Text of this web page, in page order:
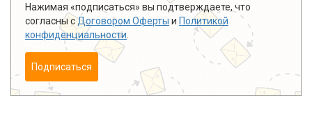
Нажимая «подписаться» вы подтверждаете, что
согласны сДоговором Оферты и Политикой
конфиденциальности
Подписаться